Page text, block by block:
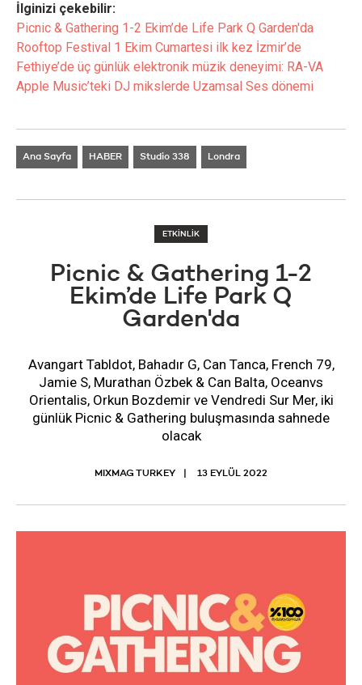
İlginizi çekebilir:
Picnic & Gathering 1-2 Ekim’de Life Park Q Garden'da
Rooftop Festival 1 Ekim Cumartesi ilk kez İzmir’de
Fethiye’de üç günlük elektronik müzik deneyimi: RA-VA
Apple Music’teki DJ mikslerde Uzamsal Ses dönemi
Ana Sayfa HABER Studio 338 Londra
ETKİNLİK
Picnic & Gathering 1-2
Ekim’de Life Park Q
Garden'da
Avangart Tabldot, Bahadır G, Can Tanca, French 79,
Jamie S, Murathan Özbek & Can Balta, Oceanvs
Orientalis, Orkun Bozdemir ve Vendredi Sur Mer, iki
günlük Picnic & Gathering buluşmasında sahnede
olacak
MIXMAG TURKEY 13 EYLÜL 2022